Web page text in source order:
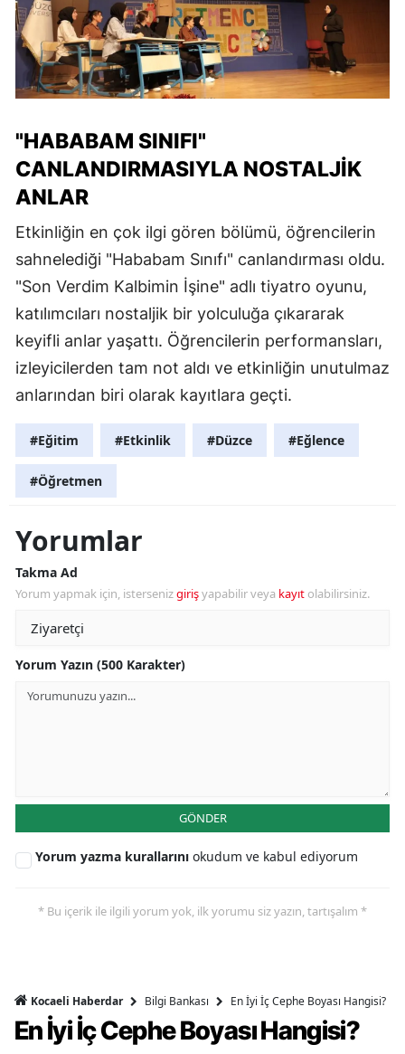
"HABABAM SINIFI"
CANLANDIRMASIYLA NOSTALJIK
ANLAR
Etkinliğin en çok ilgi gören bölümü, öğrencilerin
sahnelediği "Hababam Sınıfı" canlandırması oldu.
"Son Verdim Kalbimin İşine" adlı tiyatro oyunu,
katılımcıları nostaljik bir yolculuğa çıkararak
keyifli anlar yaşattı. Öğrencilerin performansları,
izleyicilerden tam not aldı ve etkinliğin unutulmaz
anlarından biri olarak kayıtlara geçti.
#Eğitim #Etkinlik #Düzce #Eğlence
#Öğretmen
Yorumlar
Takma Ad
Yorum yapmak için, istersenizgirişyapabilir veya kayıt olabilirsiniz.
Yorum Yazın (500 Karakter)
GÖNDER
Yorum yazma kurallarını okudum ve kabul ediyorum
* Bu içerik ile ilgili yorum yok, ilk yorumu siz yazın, tartışalım *
Kocaeli Haberdar Bilgi Bankası En İyi İç Cephe Boyası Hangisi?
En İyi İç Cephe Boyası Hangisi?